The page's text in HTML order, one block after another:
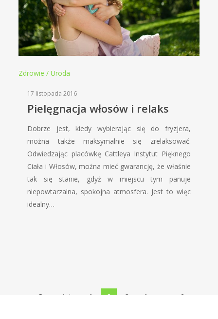
Zdrowie / Uroda
17 listopada 2016
Pielęgnacja włosów i relaks
Dobrze jest, kiedy wybierając się do fryzjera,
można także maksymalnie się zrelaksować.
Odwiedzając placówkę Cattleya Instytut Pięknego
Ciała i Włosów, można mieć gwarancję, że właśnie
tak się stanie, gdyż w miejscu tym panuje
niepowtarzalna, spokojna atmosfera. Jest to więc
idealny…
« Poprzednie 1 2 3 4
8